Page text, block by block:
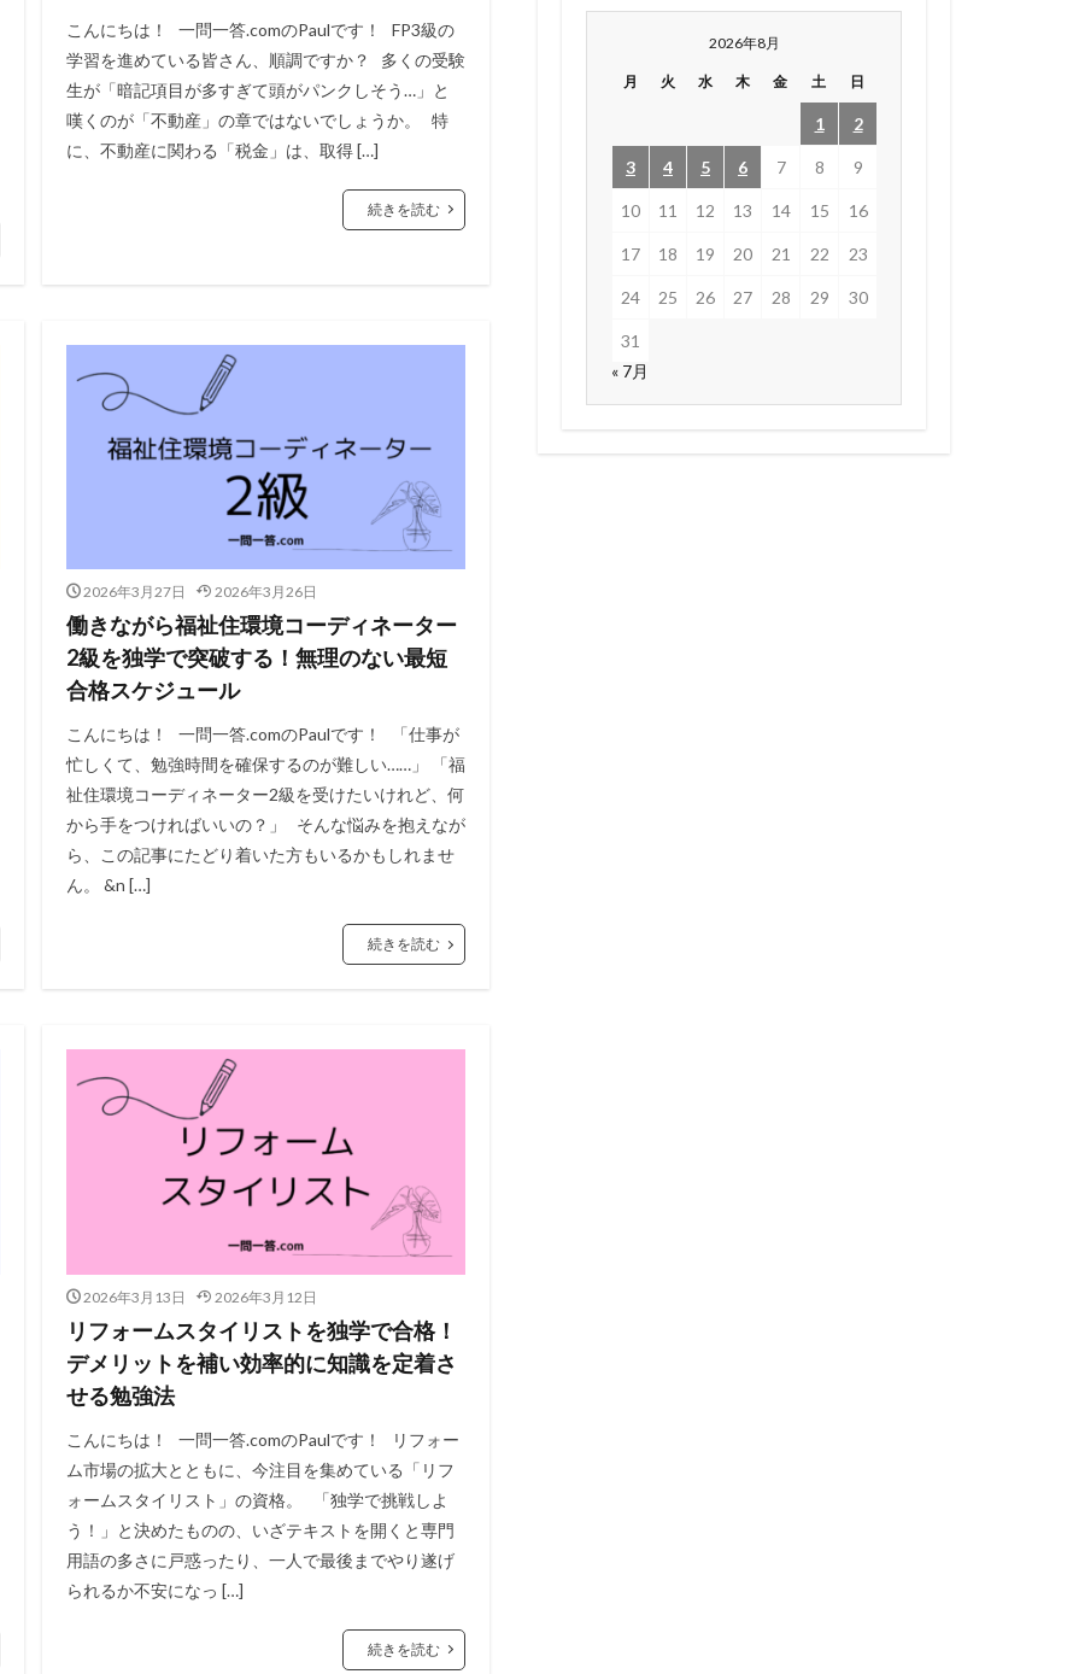
こんにちは！ 一問一答.comのPaulです！ FP3級の
学習を進めている皆さん、順調ですか？ 多くの受験
生が「暗記項目が多すぎて頭がパンクしそう…」と
嘆くのが「不動産」の章ではないでしょうか。 特
に、不動産に関わる「税金」は、取得 […]
続きを読む
2026年3月27日 2026年3月26日
働きながら福祉住環境コーディネーター
2級を独学で突破する！無理のない最短
合格スケジュール
こんにちは！ 一問一答.comのPaulです！ 「仕事が
忙しくて、勉強時間を確保するのが難しい……」 「福
祉住環境コーディネーター2級を受けたいけれど、何
から手をつければいいの？」 そんな悩みを抱えなが
ら、この記事にたどり着いた方もいるかもしれませ
ん。 &n […]
続きを読む
2026年3月13日 2026年3月12日
リフォームスタイリストを独学で合格！
デメリットを補い効率的に知識を定着さ
せる勉強法
こんにちは！ 一問一答.comのPaulです！ リフォー
ム市場の拡大とともに、今注目を集めている「リフ
ォームスタイリスト」の資格。 「独学で挑戦しよ
う！」と決めたものの、いざテキストを開くと専門
用語の多さに戸惑ったり、一人で最後までやり遂げ
られるか不安になっ […]
続きを読む
2026年8月
月 火 水 木 金 土 日
1 2
3 4 5 6 7 8 9
10 11 12 13 14 15 16
17 18 19 20 21 22 23
24 25 26 27 28 29 30
31
« 7月